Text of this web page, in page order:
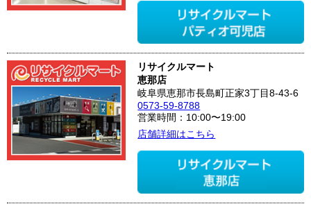
リサイクルマート
恵那店
岐阜県恵那市長島町正家3丁目8-43-6
0573-59-8788
営業時間：10:00〜19:00
店舗詳細はこちら